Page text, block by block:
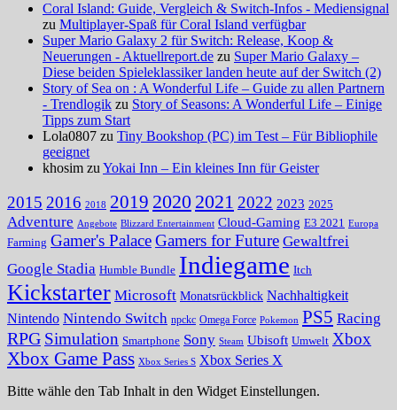
Coral Island: Guide, Vergleich & Switch-Infos - Mediensignal
zu Multiplayer-Spaß für Coral Island verfügbar
Super Mario Galaxy 2 für Switch: Release, Koop &
Neuerungen - Aktuellreport.de zu Super Mario Galaxy –
Diese beiden Spieleklassiker landen heute auf der Switch (2)
Story of Sea on : A Wonderful Life – Guide zu allen Partnern
- Trendlogik zu Story of Seasons: A Wonderful Life – Einige
Tipps zum Start
Lola0807 zu Tiny Bookshop (PC) im Test – Für Bibliophile
geeignet
khosim zuYokai Inn – Ein kleines Inn für Geister
2015 2016 2018 2019 2020 2021 2022 2023 2025
Adventure Angebote Blizzard Entertainment Cloud-Gaming E3 2021 Europa
Farming Gamer's PalaceGamers for Future Gewaltfrei
Google Stadia Humble Bundle Indiegame Itch
Kickstarter Microsoft Monatsrückblick Nachhaltigkeit
Nintendo Nintendo Switch npckc Omega Force Pokemon PS5 Racing
RPG Simulation Smartphone Sony Steam Ubisoft Umwelt Xbox
Xbox Game Pass Xbox Series S Xbox Series X
Bitte wähle den Tab Inhalt in den Widget Einstellungen.